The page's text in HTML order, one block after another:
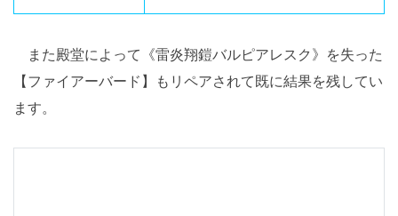
また殿堂によって《雷炎翔鎧バルピアレスク》を失った
【ファイアーバード】もリペアされて既に結果を残してい
ます。